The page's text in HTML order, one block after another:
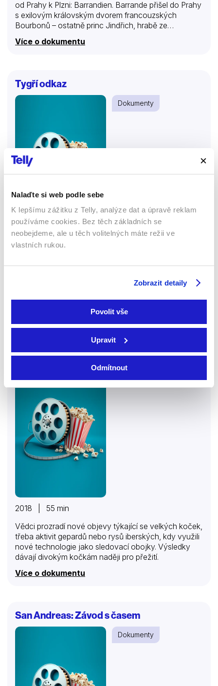
Nalaďte si web podle sebe
K lepšímu zážitku z Telly, analýze dat a úpravě reklam
používáme cookies. Bez těch základních se
neobejdeme, ale u těch volitelných máte režii ve
vlastních rukou.
Zobrazit detaily
Povolit vše
Upravit
Odmítnout
od Prahy k Plzni: Barrandien. Barrande přišel do Prahy
s exilovým královským dvorem francouzských
Bourbonů – ostatně princ Jindřich, hrabě ze
mecenášem. Velice rychle se spřátelil s elitou českých
zde objevil bohatá naleziště zkamenělin.
Systematicky se jim věnoval po zbytek svého života
a publikoval nejrozsáhlejší dílo, jaké kdy vytvořil
Více o dokumentu
Tygří odkaz
Dokumenty
2024 | 60 min
natáčel sedm let a představuje životy čtyř tygřic a
Věda o velkých kočkách
Dokumenty
2018 | 55 min
Vědci prozradí nové objevy týkající se velkých koček,
třeba aktivit gepardů nebo rysů iberských, kdy využili
nové technologie jako sledovací obojky. Výsledky
dávají divokým kočkám naději pro přežití.
Více o dokumentu
San Andreas: Závod s časem
Dokumenty